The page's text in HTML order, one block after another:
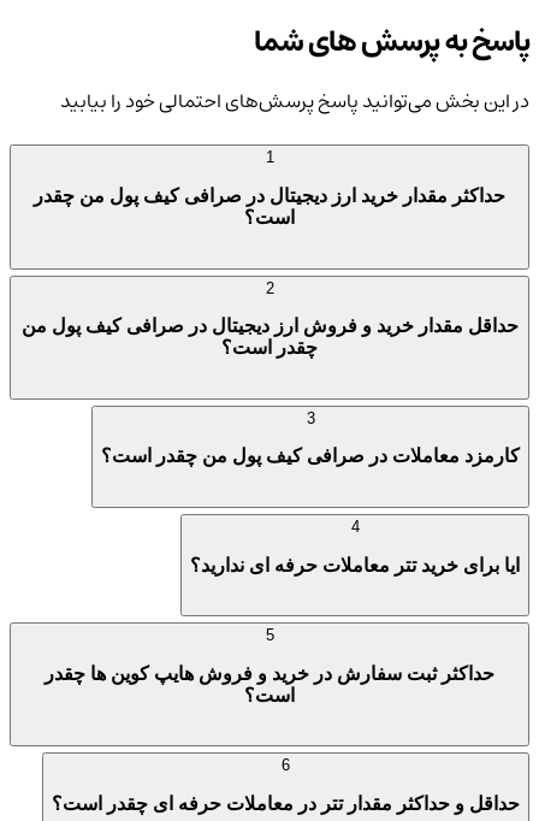
پاسخ به پرسش های شما
در این بخش می‌توانید پاسخ پرسش‌های احتمالی خود را بیابید
حداکثر مقدار خرید ارز دیجیتال در صرافی کیف پول من چقدر
است؟
حداقل مقدار خرید و فروش ارز دیجیتال در صرافی کیف پول من
چقدر است؟
کارمزد معاملات در صرافی کیف پول من چقدر است؟
ایا برای خرید تتر معاملات حرفه ای ندارید؟
حداکثر ثبت سفارش در خرید و فروش هایپ کوین ها چقدر
است؟
حداقل و حداکثر مقدار تتر در معاملات حرفه ای چقدر است؟